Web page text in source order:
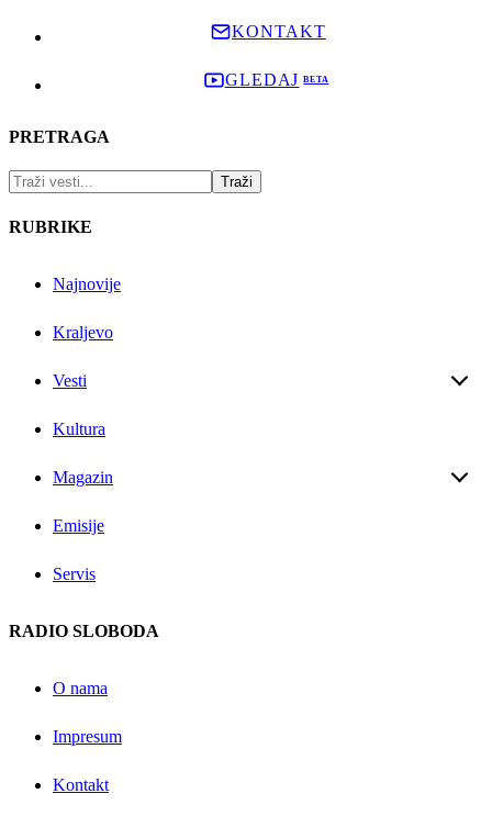
KONTAKT
GLEDAJ
PRETRAGA
RUBRIKE
Najnovije
Kraljevo
Vesti
Kultura
Magazin
Emisije
Servis
RADIO SLOBODA
O nama
Impresum
Kontakt